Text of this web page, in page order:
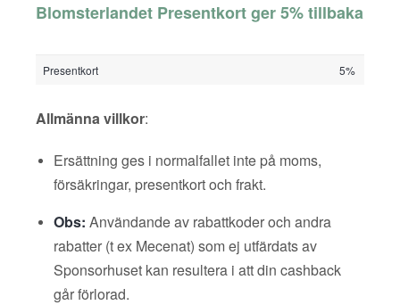
Blomsterlandet Presentkort ger 5% tillbaka
Presentkort 5%
Allmänna villkor:
Ersättning ges i normalfallet inte på moms,
försäkringar, presentkort och frakt.
Obs: Användande av rabattkoder och andra
rabatter (t ex Mecenat) som ej utfärdats av
Sponsorhuset kan resultera i att din cashback
går förlorad.